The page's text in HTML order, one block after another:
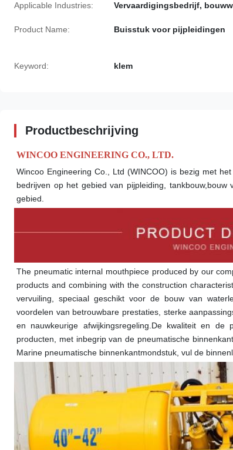
Applicable Industries: Vervaardigingsbedrijf,
Product Name: Buisstuk voor pijpleidingen
Keyword: klem
Productbeschrijving
WINCOO ENGINEERING CO., LTD.
Wincoo Engineering Co., Ltd (WINCOO) is bezig met
bedrijven op het gebied van pijpleiding,
gebied.
The pneumatic internal mouthpiece produced by our
products and combining with the construction
vervuiling, speciaal geschikt voor de bouw van
voordelen van betrouwbare prestaties, sterke
en nauwkeurige afwijkingsregeling.De kwaliteit en
producten, met inbegrip van de pneumatische
Marine pneumatische binnenkantmondstuk , vul de